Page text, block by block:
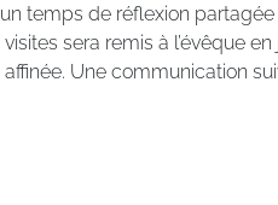
temps de réflexion partagée
sera remis à l’évêque en
Une communication